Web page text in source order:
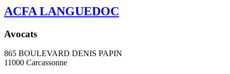
ACFA LANGUEDOC
Avocats
865 BOULEVARD DENIS PAPIN
11000 Carcassonne